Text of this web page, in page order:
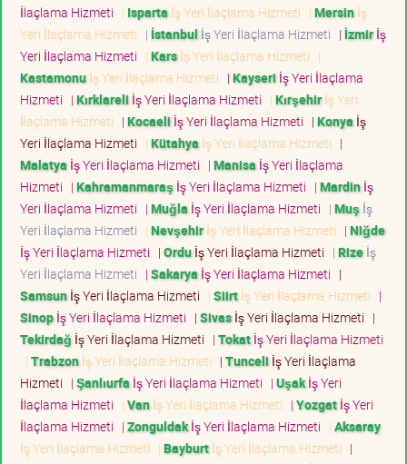
İlaçlama Hizmeti | Isparta İş Yeri İlaçlama Hizmeti | Mersinİş
Yeri İlaçlama Hizmeti | İstanbul İş Yeri İlaçlama Hizmeti | İzmirİş
Yeri İlaçlama Hizmeti | Karsİş Yeri İlaçlama Hizmeti |
Kastamonuİş Yeri İlaçlama Hizmeti | Kayseri İş Yeri İlaçlama
Hizmeti | Kırklareli İş Yeri İlaçlama Hizmeti | Kırşehirİş Yeri
İlaçlama Hizmeti | Kocaeli İş Yeri İlaçlama Hizmeti | Konya İş
Yeri İlaçlama Hizmeti | Kütahya İş Yeri İlaçlama Hizmeti |
Malatya İş Yeri İlaçlama Hizmeti | Manisa İş Yeri İlaçlama
Hizmeti | Kahramanmaraş İş Yeri İlaçlama Hizmeti | Mardinİş
Yeri İlaçlama Hizmeti | Muğla İş Yeri İlaçlama Hizmeti | Muş İş
Yeri İlaçlama Hizmeti | Nevşehirİş Yeri İlaçlama Hizmeti | Niğde
İş Yeri İlaçlama Hizmeti | Orduİş Yeri İlaçlama Hizmeti | Rizeİş
Yeri İlaçlama Hizmeti | Sakarya İş Yeri İlaçlama Hizmeti |
Samsunİş Yeri İlaçlama Hizmeti | Siirtİş Yeri İlaçlama Hizmeti |
Sinopİş Yeri İlaçlama Hizmeti | Sivasİş Yeri İlaçlama Hizmeti |
Tekirdağ İş Yeri İlaçlama Hizmeti | Tokatİş Yeri İlaçlama Hizmeti
| Trabzonİş Yeri İlaçlama Hizmeti | Tunceli İş Yeri İlaçlama
Hizmeti | Şanlıurfa İş Yeri İlaçlama Hizmeti | Uşakİş Yeri
İlaçlama Hizmeti | Vanİş Yeri İlaçlama Hizmeti | Yozgatİş Yeri
İlaçlama Hizmeti | Zonguldakİş Yeri İlaçlama Hizmeti | Aksaray
İş Yeri İlaçlama Hizmeti | Bayburtİş Yeri İlaçlama Hizmeti |